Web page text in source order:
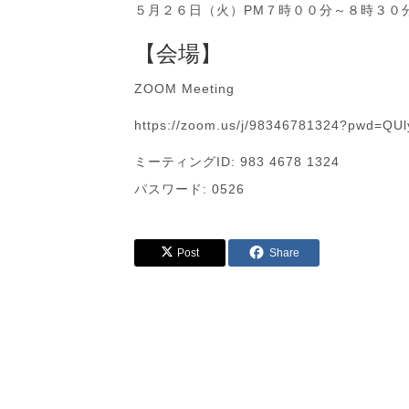
５月２６日（火）PM７時００分～８時３０
【会場】
ZOOM Meeting
https://zoom.us/j/
ミーティングID: 983 4678 1324
パスワード: 0526
Post Share